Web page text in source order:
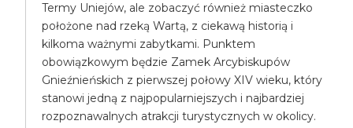
Termy Uniejów, ale zobaczyć również miasteczko
położone nad rzeką Wartą, z ciekawą historią i
kilkoma ważnymi zabytkami. Punktem
obowiązkowym będzie Zamek Arcybiskupów
Gnieźnieńskich z pierwszej połowy XIV wieku, który
stanowi jedną z najpopularniejszych i najbardziej
rozpoznawalnych atrakcji turystycznych w okolicy.